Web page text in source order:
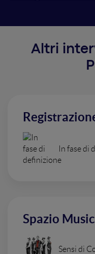
Altri
In fase di
Spazio
Sensi di